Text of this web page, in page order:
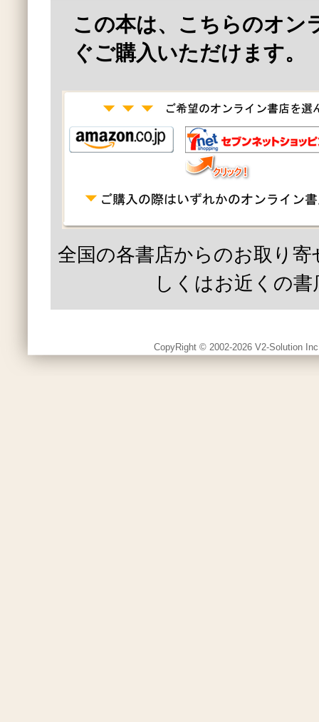
この本は、こちらのオン
ぐご購入いただけます。
全国の各書店からのお取り
しくはお近くの書
CopyRight © 2002-2026 V2-Solution